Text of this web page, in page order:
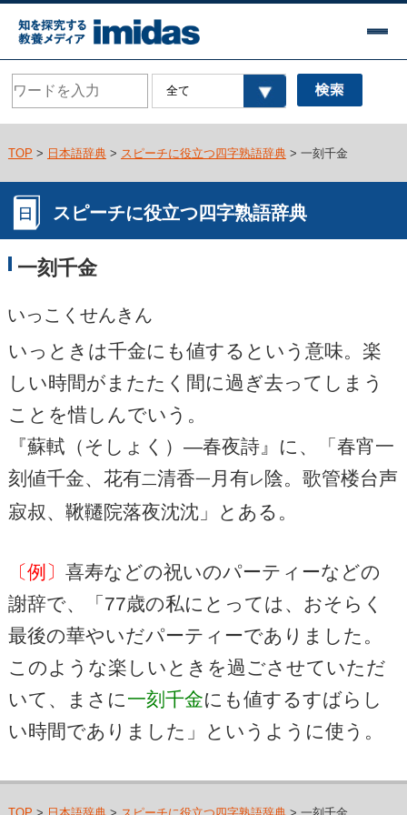
TOP > 日本語辞典> スピーチに役立つ四字熟語辞典> 一刻千金
スピーチに役立つ四字熟語辞典
一刻千金
いっこくせんきん
いっときは千金にも値するという意味。楽
しい時間がまたたく間に過ぎ去ってしまう
ことを惜しんでいう。
『蘇軾（そしょく）―春夜詩』に、「春宵一
刻値千金、花有二清香一 月有レ 陰。歌管楼台声
寂叔、鞦韆院落夜沈沈」とある。
〔例〕 喜寿などの祝いのパーティーなどの
謝辞で、「77歳の私にとっては、おそらく
最後の華やいだパーティーでありました。
このような楽しいときを過ごさせていただ
いて、まさに 一刻千金にも値するすばらし
い時間でありました」というように使う。